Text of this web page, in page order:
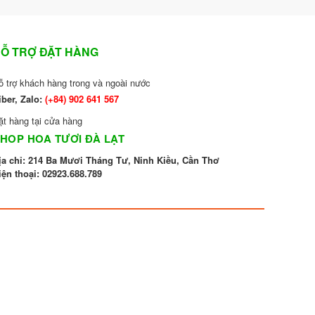
TRỢ ĐẶT HÀNG
trợ khách hàng trong và ngoài nước
Zalo:(+84)902 641 567
hàng tại cửa hàng
HOA TƯƠI ĐÀ LẠT
chỉ: 214 Ba Mươi Tháng Tư, Ninh Kiều, Cần Thơ
thoại:02923.688.789